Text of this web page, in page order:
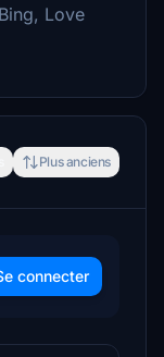
Love
Plus anciens
connecter